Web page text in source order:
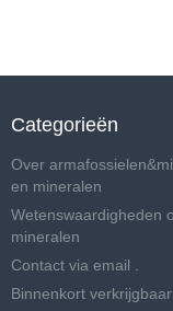
Categorieën
Over
en mineralen
Wetenswaardigheden
mineralen
Contact via email .
Binnenkort verkrijgbaar